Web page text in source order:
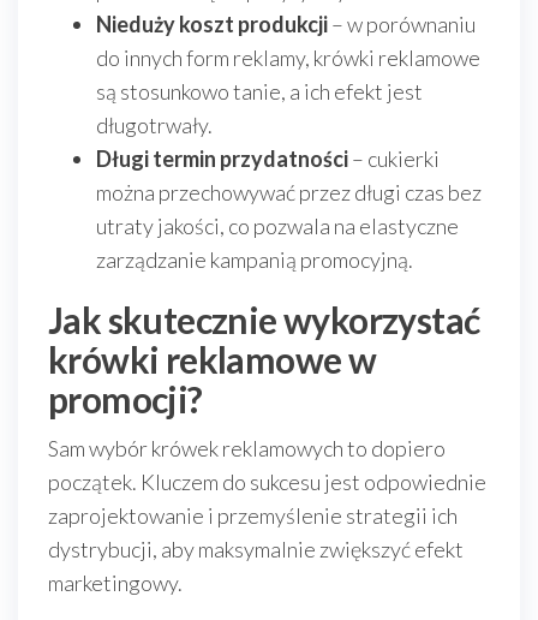
Nieduży koszt produkcji– w porównaniu
do innych form reklamy, krówki reklamowe
są stosunkowo tanie, a ich efekt jest
długotrwały.
Długi termin przydatności– cukierki
można przechowywać przez długi czas bez
utraty jakości, co pozwala na elastyczne
zarządzanie kampanią promocyjną.
Jak skutecznie wykorzystać
krówki reklamowe w
promocji?
Sam wybór krówek reklamowych to dopiero
początek. Kluczem do sukcesu jest odpowiednie
zaprojektowanie i przemyślenie strategii ich
dystrybucji, aby maksymalnie zwiększyć efekt
marketingowy.